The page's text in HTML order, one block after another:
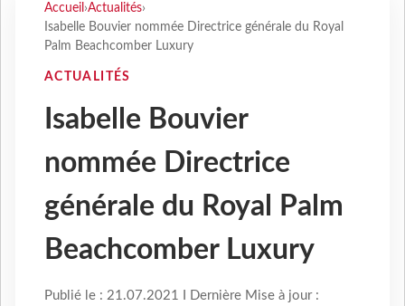
Accueil ›Actualités›
Isabelle Bouvier nommée Directrice générale du Royal
Palm Beachcomber Luxury
ACTUALITÉS
Isabelle Bouvier
nommée Directrice
générale du Royal Palm
Beachcomber Luxury
Publié le : 21.07.2021 I Dernière Mise à jour :